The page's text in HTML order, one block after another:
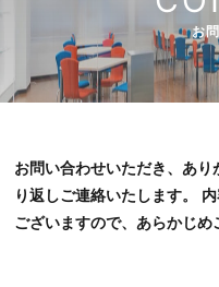
お
お問い合わせいただき、あ
り返しご連絡いたします。
ございますので、あらかじめ